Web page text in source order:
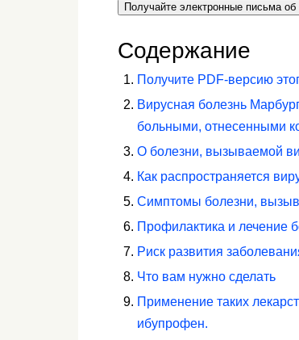
Получайте электронные письма об
Содержание
Получите PDF-версию
Вирусная болезнь
больными, отнесенными
О болезни, вызываемой
Как распространяется
Симптомы болезни,
Профилактика и лечение
Риск развития
Что вам нужно сделать
Применение таких
ибупрофен.